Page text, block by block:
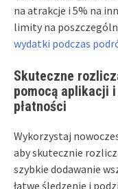
na atrakcje i 5% na
limity na
wydatki podczas
Skuteczne
pomocą aplikacji
płatności
Wykorzystaj
aby skutecznie
szybkie dodawanie
łatwe śledzenie i